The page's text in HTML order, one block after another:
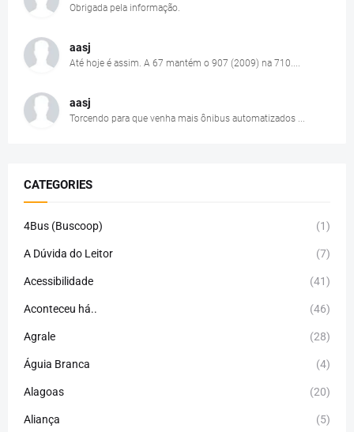
Obrigada pela informação.
aasj
Até hoje é assim. A 67 mantém o 907 (2009) na 710....
aasj
Torcendo para que venha mais ônibus automatizados ...
CATEGORIES
4Bus (Buscoop) (1)
A Dúvida do Leitor (7)
Acessibilidade (41)
Aconteceu há.. (46)
Agrale (28)
Águia Branca (4)
Alagoas (20)
Aliança (5)